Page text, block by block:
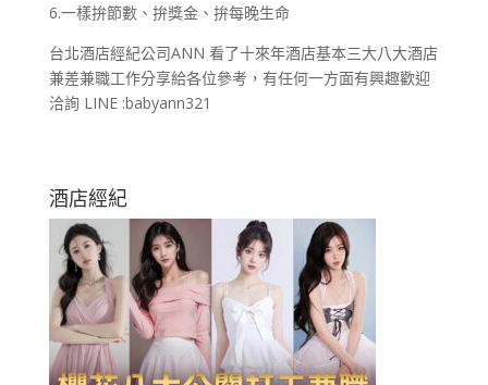
6.一樣拚節數、拚獎金、拚每晚生命
台北酒店經紀公司ANN 看了十來年酒店基本三大八大酒店
兼差兼職工作分享給各位參考，有任何一方面有興趣歡迎
洽詢 LINE :babyann321
酒店經紀